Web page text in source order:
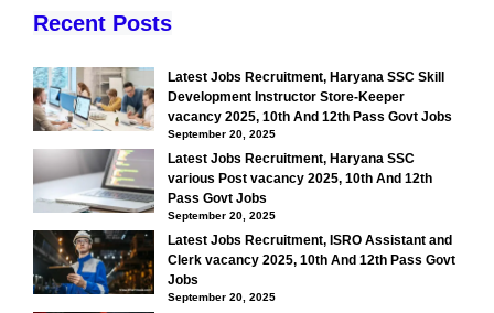
Recent Posts
Latest Jobs Recruitment, Haryana SSC Skill
Development Instructor Store-Keeper
vacancy 2025, 10th And 12th Pass Govt Jobs
September 20, 2025
Latest Jobs Recruitment, Haryana SSC
various Post vacancy 2025, 10th And 12th
Pass Govt Jobs
September 20, 2025
Latest Jobs Recruitment, ISRO Assistant and
Clerk vacancy 2025, 10th And 12th Pass Govt
Jobs
September 20, 2025